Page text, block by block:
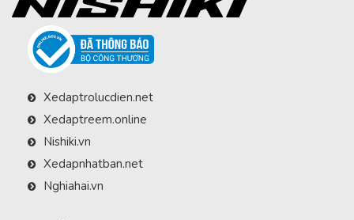
Xedaptrolucdien.net
Xedaptreem.online
Nishiki.vn
Xedapnhatban.net
Nghiahai.vn